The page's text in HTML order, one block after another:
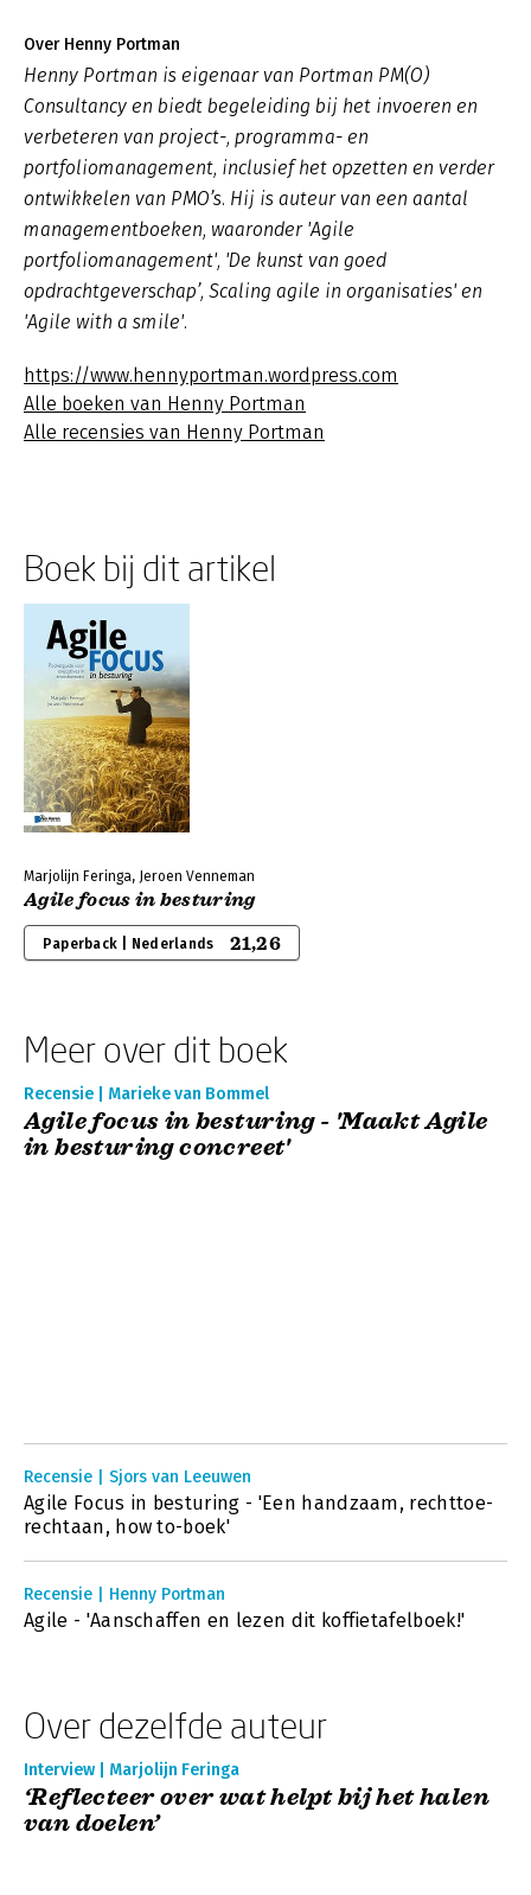
Over Henny Portman
Henny Portman is eigenaar van Portman PM(O)
Consultancy en biedt begeleiding bij het invoeren en
verbeteren van project-, programma- en
portfoliomanagement, inclusief het opzetten en verder
ontwikkelen van PMO’s. Hij is auteur van een aantal
managementboeken, waaronder 'Agile
portfoliomanagement', 'De kunst van goed
opdrachtgeverschap’, Scaling agile in organisaties' en
'Agile with a smile'.
https://www.hennyportman.wordpress.com
Alle boeken van Henny Portman
Alle recensies van Henny Portman
Boek bij dit artikel
Marjolijn Feringa, Jeroen Venneman
Agile focus in besturing
Paperback | Nederlands 21,26
Meer over dit boek
Recensie | Marieke van Bommel
Agile focus in besturing - 'Maakt Agile
in besturing concreet'
Recensie | Sjors van Leeuwen
Agile Focus in besturing - 'Een handzaam, rechttoe-
rechtaan, how to-boek'
Recensie | Henny Portman
Agile - 'Aanschaffen en lezen dit koffietafelboek!'
Over dezelfde auteur
Interview | Marjolijn Feringa
‘Reflecteer over wat helpt bij het halen
van doelen’